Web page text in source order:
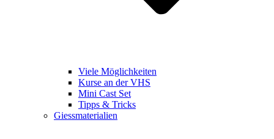
Viele Möglichkeiten
Kurse an der VHS
Mini Cast Set
Tipps & Tricks
Giessmaterialien